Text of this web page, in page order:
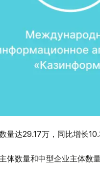
量达29.17万，同比增长
体数量和中型企业主体数